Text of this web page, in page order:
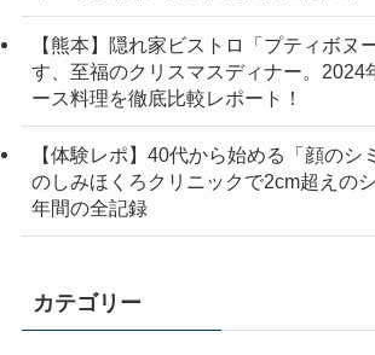
【熊本】隠れ家ビストロ「プティボヌ
す、至福のクリスマスディナー。2024
ース料理を徹底比較レポート！
【体験レポ】40代から始める「顔のシ
のしみほくろクリニックで2cm超えの
年間の全記録
カテゴリー